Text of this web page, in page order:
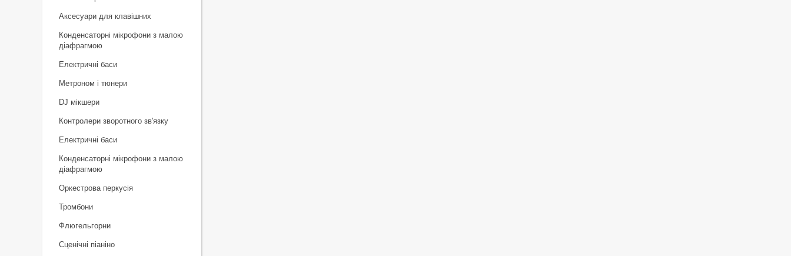
Аксесуари для клавішних
Конденсаторні мікрофони з малою
діафрагмою
Електричні баси
Метроном і тюнери
DJ мікшери
Контролери зворотного зв'язку
Електричні баси
Конденсаторні мікрофони з малою
діафрагмою
Оркестрова перкусія
Тромбони
Флюгельгорни
Сценічні піаніно